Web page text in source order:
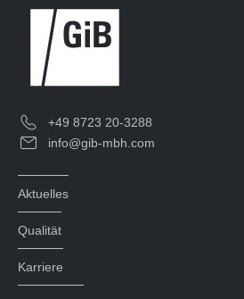
+49 8723 20-3288
info@gib-mbh.com
Aktuelles
Qualität
Karriere